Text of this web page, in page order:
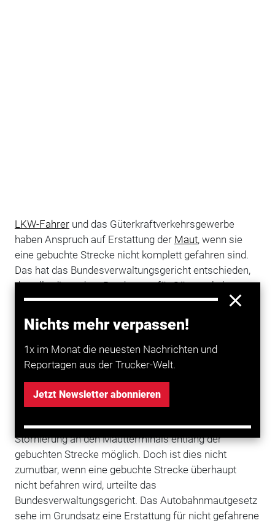
Nichts mehr verpassen!
1x im Monat die neuesten Nachrichten und
Reportagen aus der Trucker-Welt.
Jetzt Newsletter abonnieren
LKW-Fahrerund das Güterkraftverkehrsgewerbe
haben Anspruch auf Erstattung der Maut, wenn sie
eine gebuchte Strecke nicht komplett gefahren sind.
Das hat das Bundesverwaltungsgericht entschieden,
das allerdings dem Bundesamt für Güterverkehr
BAG) die Erhebung einer Verwaltungsgebühr
zugestanden hat.
Im Streitfall wollte eine Frau im
Internet nur eine kurze Strecke der Kölner
Stadtautobahn für 1,66 Euro buchen. Sie klickte aber
versehentlich eine falsche Autobahnausfahrt an und
von Köln-Porz ins sächsische Nieder Seifersdorf bei
Görlitz. Das BAG weigerte sich, die Kosten der fehl
gebuchten Strecke zu erstatten. Schließlich sei eine
Stornierung an den Mautterminals entlang der
gebuchten Strecke möglich. Doch ist dies nicht
zumutbar, wenn eine gebuchte Strecke überhaupt
nicht befahren wird, urteilte das
Bundesverwaltungsgericht. Das Autobahnmautgesetz
sehe im Grundsatz eine Erstattung für nicht gefahrene